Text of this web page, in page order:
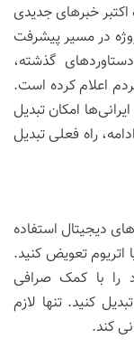
خبرهای جدیدی
در مسیر پیشرفت
گذشته،
اعلام کرده است.
امکان تبدیل
راه فعلی تبدیل
دیجیتال استفاده
اتریوم تعویض کنید.
را با کمک صرافی
کنید. تنها لازم
کند.